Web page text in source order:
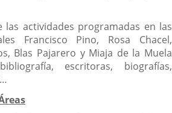
actividades programadas en las
Francisco Pino, Rosa Chacel,
Blas Pajarero y Miaja de la Muela
escritoras, biografías,